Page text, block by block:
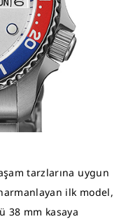
tarzlarına uygun
ilk model,
38 mm kasaya